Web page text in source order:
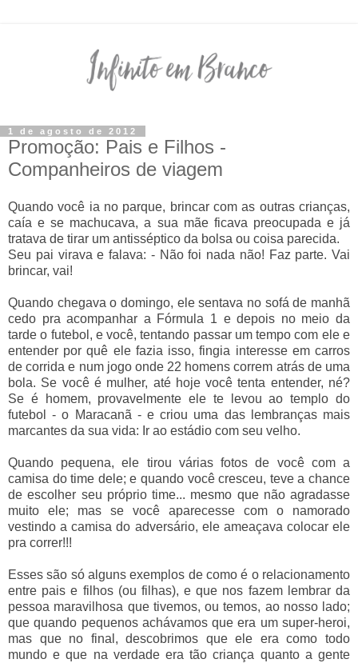
1 de agosto de 2012
Promoção: Pais e Filhos -
Companheiros de viagem
Quando você ia no parque, brincar com as outras crianças,
caía e se machucava, a sua mãe ficava preocupada e já
tratava de tirar um antisséptico da bolsa ou coisa parecida.
Seu pai virava e falava: - Não foi nada não! Faz parte. Vai
brincar, vai!
Quando chegava o domingo, ele sentava no sofá de manhã
cedo pra acompanhar a Fórmula 1 e depois no meio da
tarde o futebol, e você, tentando passar um tempo com ele e
entender por quê ele fazia isso, fingia interesse em carros
de corrida e num jogo onde 22 homens correm atrás de uma
bola. Se você é mulher, até hoje você tenta entender, né?
Se é homem, provavelmente ele te levou ao templo do
futebol - o Maracanã - e criou uma das lembranças mais
marcantes da sua vida: Ir ao estádio com seu velho.
Quando pequena, ele tirou várias fotos de você com a
camisa do time dele; e quando você cresceu, teve a chance
de escolher seu próprio time... mesmo que não agradasse
muito ele; mas se você aparecesse com o namorado
vestindo a camisa do adversário, ele ameaçava colocar ele
pra correr!!!
Esses são só alguns exemplos de como é o relacionamento
entre pais e filhos (ou filhas), e que nos fazem lembrar da
pessoa maravilhosa que tivemos, ou temos, ao nosso lado;
que quando pequenos achávamos que era um super-heroi,
mas que no final, descobrimos que ele era como todo
mundo e que na verdade era tão criança quanto a gente